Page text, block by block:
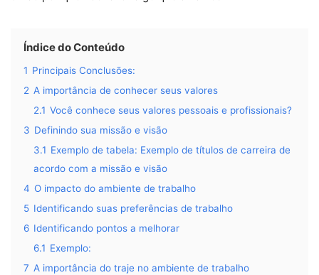
Índice do Conteúdo
1 Principais Conclusões:
2 A importância de conhecer seus valores
2.1 Você conhece seus valores pessoais e profissionais?
3 Definindo sua missão e visão
3.1 Exemplo de tabela: Exemplo de títulos de carreira de
acordo com a missão e visão
4 O impacto do ambiente de trabalho
5 Identificando suas preferências de trabalho
6 Identificando pontos a melhorar
6.1 Exemplo:
7 A importância do traje no ambiente de trabalho